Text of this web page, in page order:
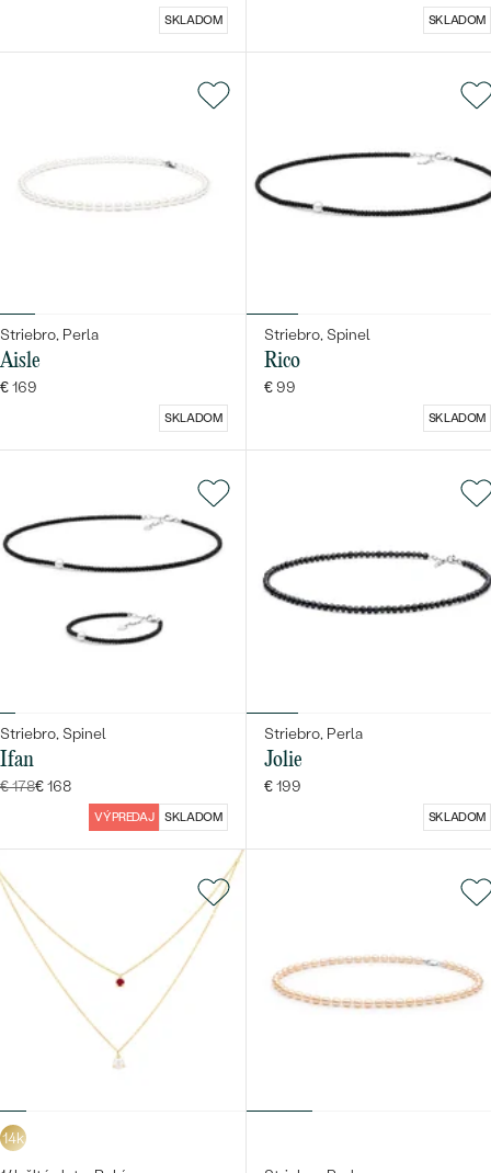
SKLADOM SKLADOM
Striebro, Perla
Aisle
€ 169
SKLADOM
Striebro, Spinel
Rico
€ 99
SKLADOM
Striebro, Spinel
Ifan
€ 178€ 168
VÝPREDAJ SKLADOM
Striebro, Perla
Jolie
€ 199
SKLADOM
14k